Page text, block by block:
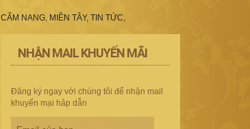
CẨM NANG, MIỀN TÂY, TIN TỨC
NHẬN MAIL KHUYẾN MÃI
Đăng ký ngay với chúng tôi để nhận mail
khuyến mại hâp dẫn